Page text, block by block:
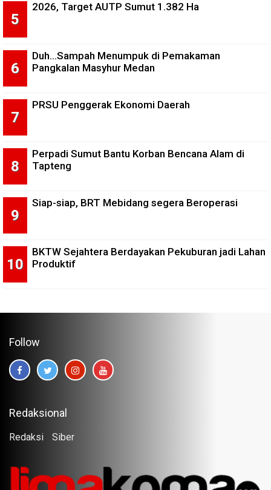
2026, Target AUTP Sumut 1.382 Ha
Duh...Sampah Menumpuk di Pemakaman
Pangkalan Masyhur Medan
PRSU Penggerak Ekonomi Daerah
Perpadi Sumut Bantu Korban Bencana Alam di
Tapteng
Siap-siap, BRT Mebidang segera Beroperasi
BKTW Sejahtera Berdayakan Pekuburan jadi Lahan
Produktif
Follow
Redaksional
Redaksi Siber